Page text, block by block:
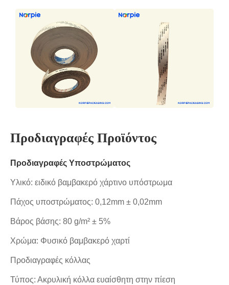
Προδιαγραφές Προϊόντος
Προδιαγραφές Υποστρώματος
Υλικό: ειδικό βαμβακερό χάρτινο υπόστρωμα
Πάχος υποστρώματος: 0,12mm ± 0,02mm
Βάρος βάσης: 80 g/m² ± 5%
Χρώμα: Φυσικό βαμβακερό χαρτί
Προδιαγραφές κόλλας
Τύπος: Ακρυλική κόλλα ευαίσθητη στην πίεση